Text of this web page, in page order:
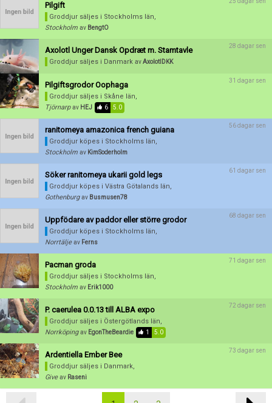
Pilgift
Groddjur säljes i Stockholms län,
Stockholm av BengtO
Axolotl Unger Dansk Opdræt m. Stamtavle
Groddjur säljes i Danmark avAxolotlDKK
28 dagar sen
Pilgiftsgrodor Oophaga
Groddjur säljes i Skåne län,
Tjörnarp av HEJ 6 5.0
31 dagar sen
ranitomeya amazonica french guiana
Groddjur köpes i Stockholms län,
Stockholm av KimSoderholm
56 dagar sen
Söker ranitomeya ukarii gold legs
Groddjur köpes i Västra Götalands län,
Gothenburg av Busmusen78
61 dagar sen
Uppfödare av paddor eller större grodor
Groddjur köpes i Stockholms län,
Norrtälje av Ferns
68 dagar sen
Pacman groda
Groddjur säljes i Stockholms län,
Stockholm av Erik1000
71 dagar sen
P. caerulea 0.0.13 till ALBA expo
Groddjur säljes i Östergötlands län,
Norrköping av EgonTheBeardie 1 5.0
72 dagar sen
Ardentiella Ember Bee
Groddjur säljes i Danmark,
Give av Raseni
73 dagar sen